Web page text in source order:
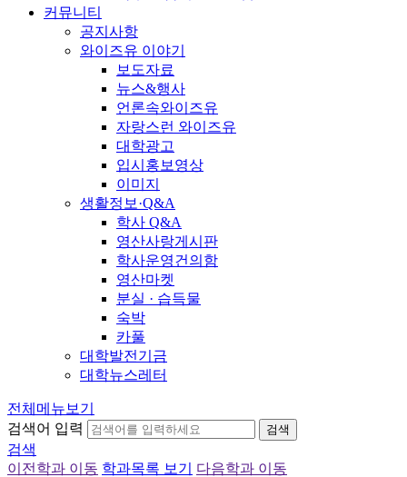
커뮤니티
공지사항
와이즈유 이야기
보도자료
뉴스&행사
언론속와이즈유
자랑스런 와이즈유
대학광고
입시홍보영상
이미지
생활정보·Q&A
학사 Q&A
영산사랑게시판
학사운영건의함
영산마켓
분실 · 습득물
숙박
카풀
대학발전기금
대학뉴스레터
전체메뉴보기
검색어 입력
검색
검색
이전학과 이동 학과목록 보기 다음학과 이동